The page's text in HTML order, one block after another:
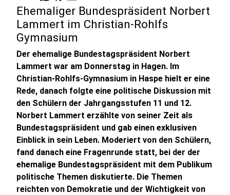
Ehemaliger Bundespräsident Norbert
Lammert im Christian-Rohlfs
Gymnasium
Der ehemalige Bundestagspräsident Norbert
Lammert war am Donnerstag in Hagen. Im
Christian-Rohlfs-Gymnasium in Haspe hielt er eine
Rede, danach folgte eine politische Diskussion mit
den Schülern der Jahrgangsstufen 11 und 12.
Norbert Lammert erzählte von seiner Zeit als
Bundestagspräsident und gab einen exklusiven
Einblick in sein Leben. Moderiert von den Schülern,
fand danach eine Fragenrunde statt, bei der der
ehemalige Bundestagspräsident mit dem Publikum
politische Themen diskutierte. Die Themen
reichten von Demokratie und der Wichtigkeit von